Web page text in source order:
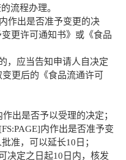
流程办理。
作出是否准予变更的决
更许可通知书》或《食品
，应当告知申请人自决定
更后的《食品流通许可
出是否予以受理的决定；
内作出是否准予变
准，可以延长10日；
决定之日起10日内，核发